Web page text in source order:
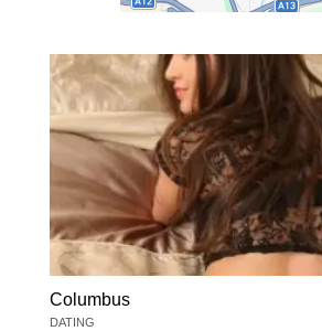
Columbus
DATING